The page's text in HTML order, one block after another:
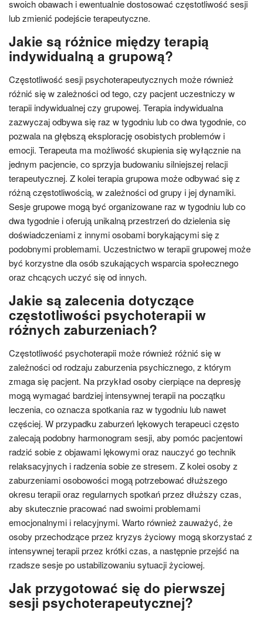
swoich obawach i ewentualnie dostosować częstotliwość sesji
lub zmienić podejście terapeutyczne.
Jakie są różnice między terapią
indywidualną a grupową?
Częstotliwość sesji psychoterapeutycznych może również
różnić się w zależności od tego, czy pacjent uczestniczy w
terapii indywidualnej czy grupowej. Terapia indywidualna
zazwyczaj odbywa się raz w tygodniu lub co dwa tygodnie, co
pozwala na głębszą eksplorację osobistych problemów i
emocji. Terapeuta ma możliwość skupienia się wyłącznie na
jednym pacjencie, co sprzyja budowaniu silniejszej relacji
terapeutycznej. Z kolei terapia grupowa może odbywać się z
różną częstotliwością, w zależności od grupy i jej dynamiki.
Sesje grupowe mogą być organizowane raz w tygodniu lub co
dwa tygodnie i oferują unikalną przestrzeń do dzielenia się
doświadczeniami z innymi osobami borykającymi się z
podobnymi problemami. Uczestnictwo w terapii grupowej może
być korzystne dla osób szukających wsparcia społecznego
oraz chcących uczyć się od innych.
Jakie są zalecenia dotyczące
częstotliwości psychoterapii w
różnych zaburzeniach?
Częstotliwość psychoterapii może również różnić się w
zależności od rodzaju zaburzenia psychicznego, z którym
zmaga się pacjent. Na przykład osoby cierpiące na depresję
mogą wymagać bardziej intensywnej terapii na początku
leczenia, co oznacza spotkania raz w tygodniu lub nawet
częściej. W przypadku zaburzeń lękowych terapeuci często
zalecają podobny harmonogram sesji, aby pomóc pacjentowi
radzić sobie z objawami lękowymi oraz nauczyć go technik
relaksacyjnych i radzenia sobie ze stresem. Z kolei osoby z
zaburzeniami osobowości mogą potrzebować dłuższego
okresu terapii oraz regularnych spotkań przez dłuższy czas,
aby skutecznie pracować nad swoimi problemami
emocjonalnymi i relacyjnymi. Warto również zauważyć, że
osoby przechodzące przez kryzys życiowy mogą skorzystać z
intensywnej terapii przez krótki czas, a następnie przejść na
rzadsze sesje po ustabilizowaniu sytuacji życiowej.
Jak przygotować się do pierwszej
sesji psychoterapeutycznej?